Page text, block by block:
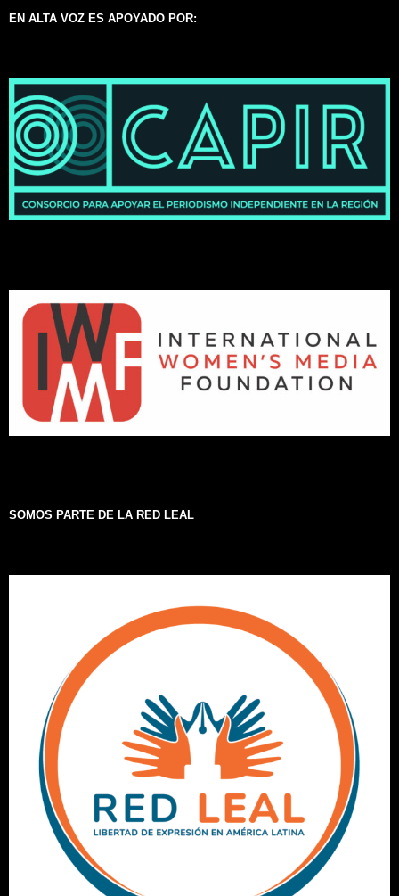
EN ALTA VOZ ES APOYADO POR:
SOMOS PARTE DE LA RED LEAL